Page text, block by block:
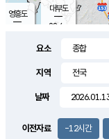
영흥도
대부도
28.4
요소
지역
날짜
이전자료 -12시간